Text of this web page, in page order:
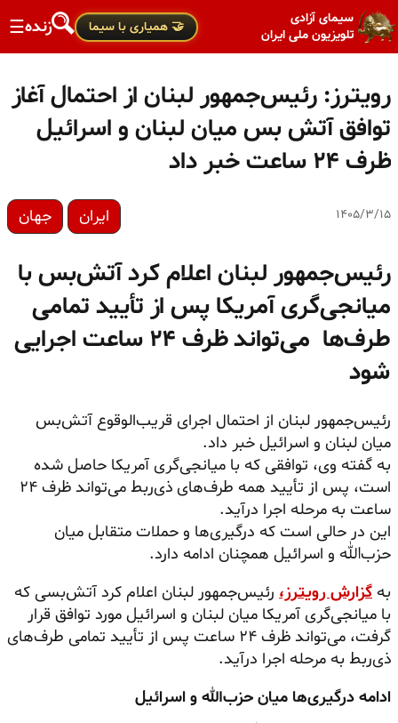
سیمای آزادی
تلویزیون ملی ایران
🤝 همیاری با سیما زنده☰
رویترز: رئیس‌جمهور لبنان از احتمال آغاز
توافق آتش بس میان لبنان و اسرائیل
ظرف ۲۴ ساعت خبر داد
۱۴۰۵/۳/۱۵ ایران جهان
رئیس‌جمهور لبنان اعلام کرد آتش‌بس با
میانجی‌گری آمریکا پس از تأیید تمامی
طرف‌ها می‌تواند ظرف ۲۴ ساعت اجرایی
شود
رئیس‌جمهور لبنان از احتمال اجرای قریب‌الوقوع آتش‌بس
میان لبنان و اسرائیل خبر داد.
به گفته وی، توافقی که با میانجی‌گری آمریکا حاصل شده
است، پس از تأیید همه طرف‌های ذی‌ربط می‌تواند ظرف ۲۴
ساعت به مرحله اجرا درآید.
این در حالی است که درگیری‌ها و حملات متقابل میان
حزب‌الله و اسرائیل همچنان ادامه دارد.
به گزارش رویترز، رئیس‌جمهور لبنان اعلام کرد آتش‌بسی که
با میانجی‌گری آمریکا میان لبنان و اسرائیل مورد توافق قرار
گرفت، می‌تواند ظرف ۲۴ ساعت پس از تأیید تمامی طرف‌های
ذی‌ربط به مرحله اجرا درآید.
ادامه درگیری‌ها میان حزب‌الله و اسرائیل